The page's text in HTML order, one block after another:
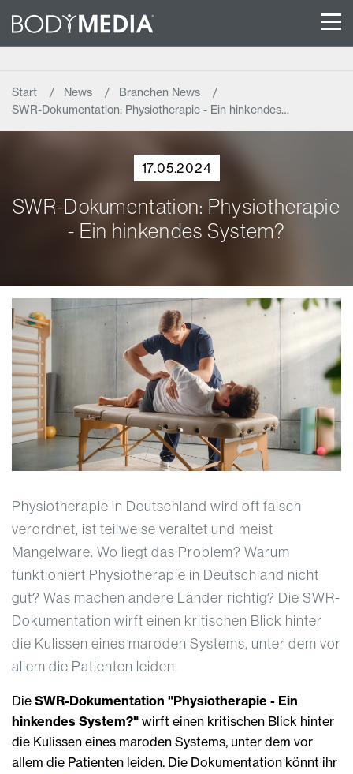
Start News
Branchen News
SWR-Dokumentation: Physiotherapie - Ein hinkendes…
17.05.2024
SWR-Dokumentation: Physiotherapie
- Ein hinkendes System?
Physiotherapie in Deutschland wird oft falsch
verordnet, ist teilweise veraltet und meist
Mangelware. Wo liegt das Problem? Warum
funktioniert Physiotherapie in Deutschland nicht
gut? Was machen andere Länder richtig? Die SWR-
Dokumentation wirft einen kritischen Blick hinter
die Kulissen eines maroden Systems, unter dem vor
allem die Patienten leiden.
Die SWR-Dokumentation "Physiotherapie - Ein
hinkendes System?" wirft einen kritischen Blick hinter
die Kulissen eines maroden Systems, unter dem vor
allem die Patienten leiden. Die Dokumentation könnt ihr